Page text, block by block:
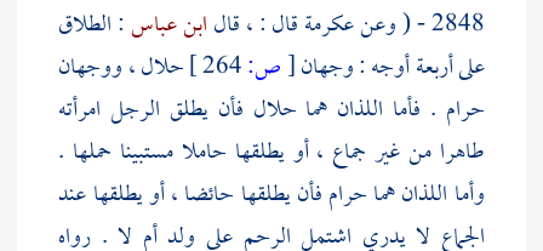
2848 - ( وعن
عكرمةقال : ، قالابن عباس: الطلاق
على أربعة أوجه : وجهان[ص:
حلال ، ووجهان
حرام . فأما اللذان هما حلال فأن يطلق الرجل امرأته
طاهرا من غير جماع ، أو يطلقها حاملا مستبينا حملها .
وأما اللذان هما حرام فأن يطلقها حائضا ، أو يطلقها عند
الجماع لا يدري اشتمل الرحم على ولد أم لا . رواه